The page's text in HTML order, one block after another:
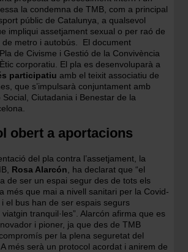
la condemna de TMB, com a principal
públic de Catalunya, a qualsevol
impliqui assetjament sexual o per raó de
de metro i autobús. El document
de Civisme i Gestió de la Convivència
corporatiu. El pla es desenvoluparà a
participatiu amb el teixit associatiu de
que s’impulsarà conjuntament amb
Ciutadania i Benestar de la
obert a aportacions
del pla contra l’assetjament, la
Rosa Alarcón , ha declarat que “el
de ser un espai segur des de tots els
més que mai a nivell sanitari per la Covid-
el bus han de ser espais segurs
tranquil·les”. Alarcón afirma que es
i pioner, ja que des de TMB
per la plena seguretat del
més serà un protocol acordat i anirem de